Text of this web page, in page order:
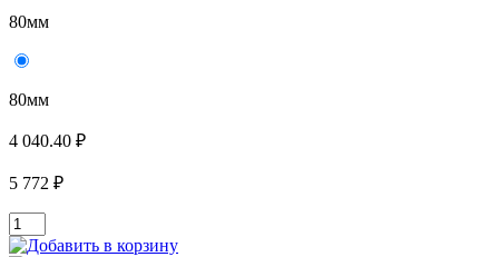
80мм
80мм
4 040.40 ₽
5 772 ₽